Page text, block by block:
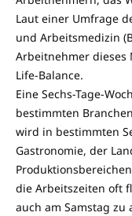
Laut einer Umfrage
und Arbeitsmedizin
Arbeitnehmer dieses
Life-Balance.
Eine Sechs-Tage-
bestimmten
wird in bestimmten
Gastronomie, der
die Arbeitszeiten oft
auch am Samstag